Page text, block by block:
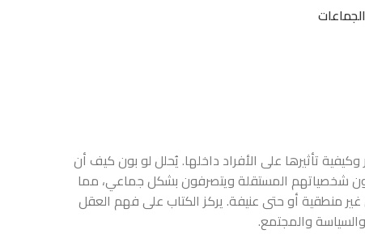
تأثيرها على الأفراد داخلها.يُحلل لو بون كيف أن
شخصياتهم المستقلة ويتصرفون بشكل جماعي، مما
منطقية أو حتى عنيفة.يركز الكتاب على فهم العقل
والمجتمع.